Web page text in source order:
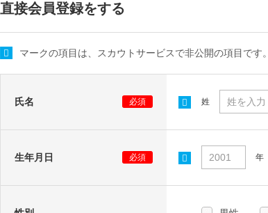
直接会員登録をする
マークの項目は、スカウトサービスで非公開の項目で
氏名 必須 姓
生年月日 必須 年